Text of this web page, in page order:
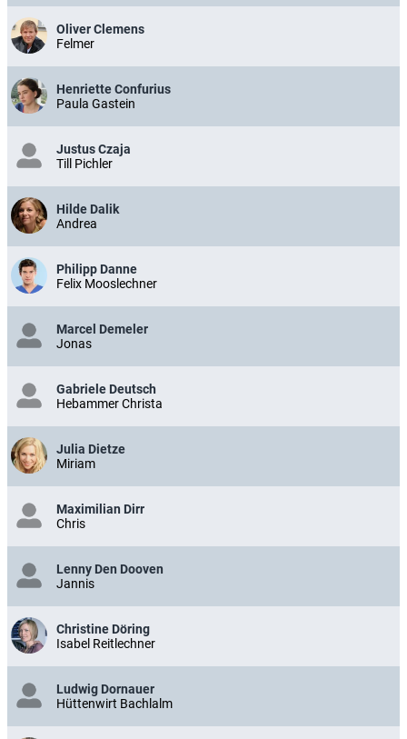
Oliver Clemens
Felmer
Henriette Confurius
Paula Gastein
Justus Czaja
Till Pichler
Hilde Dalik
Andrea
Philipp Danne
Felix Mooslechner
Marcel Demeler
Jonas
Gabriele Deutsch
Hebammer Christa
Julia Dietze
Miriam
Maximilian Dirr
Chris
Lenny Den Dooven
Jannis
Christine Döring
Isabel Reitlechner
Ludwig Dornauer
Hüttenwirt Bachlalm